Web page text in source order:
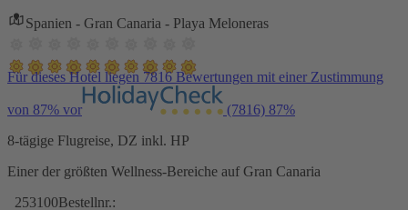
Spanien - Gran Canaria - Playa Meloneras
Für dieses Hotel liegen 7816 Bewertungen mit einer Zustimmung
von 87% vor (7816) 87%
8-tägige Flugreise, DZ inkl. HP
Einer der größten Wellness-Bereiche auf Gran Canaria
253100Bestellnr.: